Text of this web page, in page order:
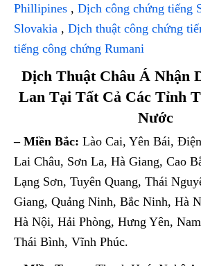
Phillipines , Dịch công chứng tiếng
Slovakia , Dịch thuật công chứng
tiếng công chứng Rumani
Dịch Thuật Châu Á Nhận
Lan Tại Tất Cả Các Tỉnh
Nước
– Miền Bắc: Lào Cai, Yên Bái,
Lai Châu, Sơn La, Hà Giang, Cao
Lạng Sơn, Tuyên Quang, Thái
Giang, Quảng Ninh, Bắc Ninh, Hà
Hà Nội, Hải Phòng, Hưng Yên,
Thái Bình, Vĩnh Phúc.